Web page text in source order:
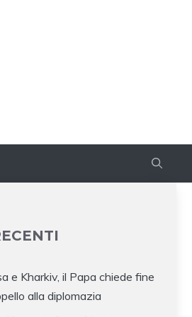
e Kharkiv, il Papa chiede fine
alla diplomazia